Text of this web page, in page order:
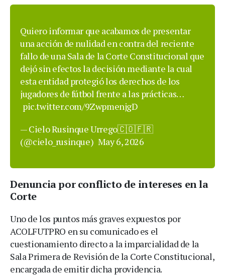
Quiero informar que acabamos de presentar
una acción de nulidad en contra del reciente
fallo de una Sala de la Corte Constitucional que
dejó sin efectos la decisión mediante la cual
esta entidad protegió los derechos de los
jugadores de fútbol frente a las prácticas…
pic.twitter.com/9ZwpmenjgD
— Cielo Rusinque Urrego🇨🇴🇫🇷
(@cielo_rusinque) May 6, 2026
Denuncia por conflicto de intereses en la
Corte
Uno de los puntos más graves expuestos por
ACOLFUTPRO en su comunicado es el
cuestionamiento directo a la imparcialidad de la
Sala Primera de Revisión de la Corte Constitucional,
encargada de emitir dicha providencia.